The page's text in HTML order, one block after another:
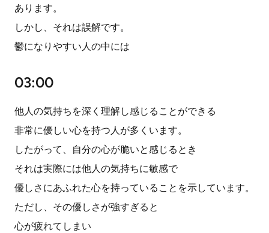
あります。
しかし、それは誤解です。
鬱になりやすい人の中には
03:00
他人の気持ちを深く理解し感じることができる
非常に優しい心を持つ人が多くいます。
したがって、自分の心が脆いと感じるとき
それは実際には他人の気持ちに敏感で
優しさにあふれた心を持っていることを示しています。
ただし、その優しさが強すぎると
心が疲れてしまい